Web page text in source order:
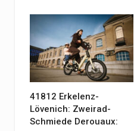
41812 Erkelenz-
Lövenich: Zweirad-
Schmiede Derouaux: